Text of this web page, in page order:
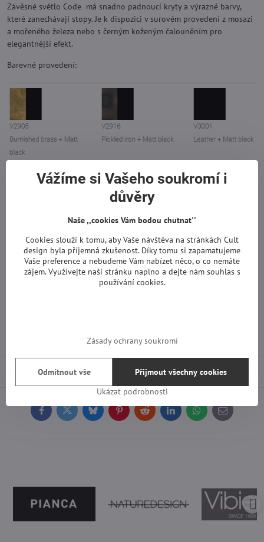
Závěsné světlo Code má snadno padnoucí kryty a výrazné barvy,
které zanechávají stopy. Je k dispozici v surovém provedení z mosazi
a mořeného železa nebo s černým koženým čalouněním pro
elegantnější efekt.
Barevné provedení:
Rozměry:
v.130 x š.180 cm
Zdroj napájení: PÁSKOVÁ LED 25/35/45W 3000K
Více z kategorie Světla Závěsná / stropní světla
Diskuse 0
FacebookTwitterBlueskyPinterestReddit LinkedInWhatsApp
E-
mail
Vážíme si Vašeho soukromí i
důvěry
Naše ,,cookies Vám bodou chutnat''
Cookies slouží k tomu, aby Vaše návštěva na stránkách Cult
design byla příjemná zkušenost. Díky tomu si zapamatujeme
Vaše preference a nebudeme Vám nabízet něco, o co nemáte
zájem. Využívejte naši stránku naplno a dejte nám souhlas s
používání cookies.
Zásady ochrany soukromí
Ukázat podrobnosti
Přijmout všechny cookies
Odmítnout vše